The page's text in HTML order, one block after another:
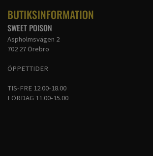
BUTIKSINFORMATION
SWEET POISON
Aspholmsvägen 2
702 27 Örebro
ÖPPETTIDER
TIS-FRE 12.00-18.00
LÖRDAG 11.00-15.00